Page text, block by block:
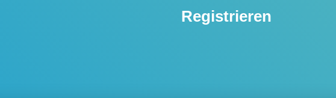
Registrieren